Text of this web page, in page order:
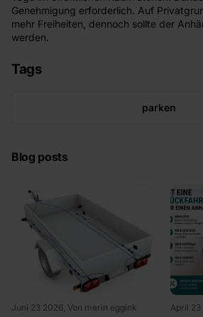
Genehmigung erforderlich. Auf
mehr Freiheiten, dennoch sollte der
werden.
Tags
parken
Blog posts
Juni 23 2026 , Von merin eggink April